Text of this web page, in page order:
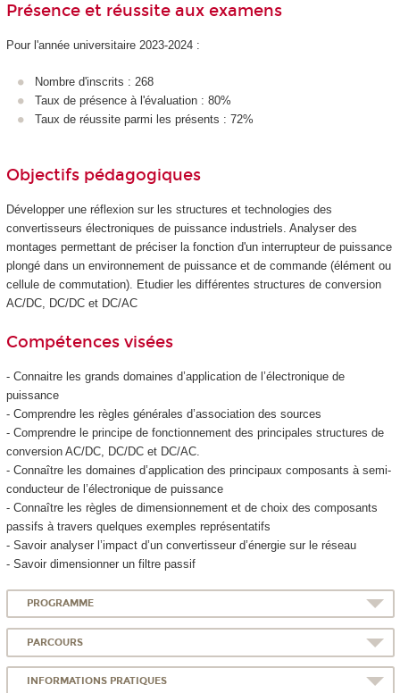
Présence et réussite aux examens
Pour l'année universitaire 2023-2024 :
Nombre d'inscrits : 268
Taux de présence à l'évaluation : 80%
Taux de réussite parmi les présents : 72%
Objectifs pédagogiques
Développer une réflexion sur les structures et technologies des
convertisseurs électroniques de puissance industriels. Analyser des
montages permettant de préciser la fonction d'un interrupteur de puissance
plongé dans un environnement de puissance et de commande (élément ou
cellule de commutation). Etudier les différentes structures de conversion
AC/DC, DC/DC et DC/AC
Compétences visées
- Connaitre les grands domaines d’application de l’électronique de
puissance
- Comprendre les règles générales d’association des sources
- Comprendre le principe de fonctionnement des principales structures de
conversion AC/DC, DC/DC et DC/AC.
- Connaître les domaines d’application des principaux composants à semi-
conducteur de l’électronique de puissance
- Connaître les règles de dimensionnement et de choix des composants
passifs à travers quelques exemples représentatifs
- Savoir analyser l’impact d’un convertisseur d’énergie sur le réseau
- Savoir dimensionner un filtre passif
PROGRAMME
PARCOURS
INFORMATIONS PRATIQUES